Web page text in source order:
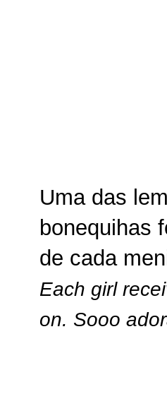
Uma das
bonequihas
de cada
Each girl
on. Sooo